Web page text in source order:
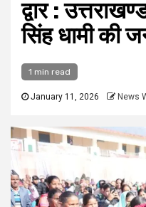
द्वार :
सिंह धामी की
1 min read
January 11, 2026 News